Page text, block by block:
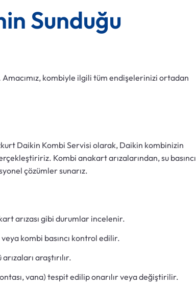
Sunduğu
kombiyle ilgili tüm endişelerinizi ortadan
Daikin Kombi Servisi olarak, Daikin kombinizin
Kombi anakart arızalarından, su basıncı
çözümler sunarız.
arızası gibi durumlar incelenir.
kombi basıncı kontrol edilir.
araştırılır.
vana) tespit edilip onarılır veya değiştirilir.